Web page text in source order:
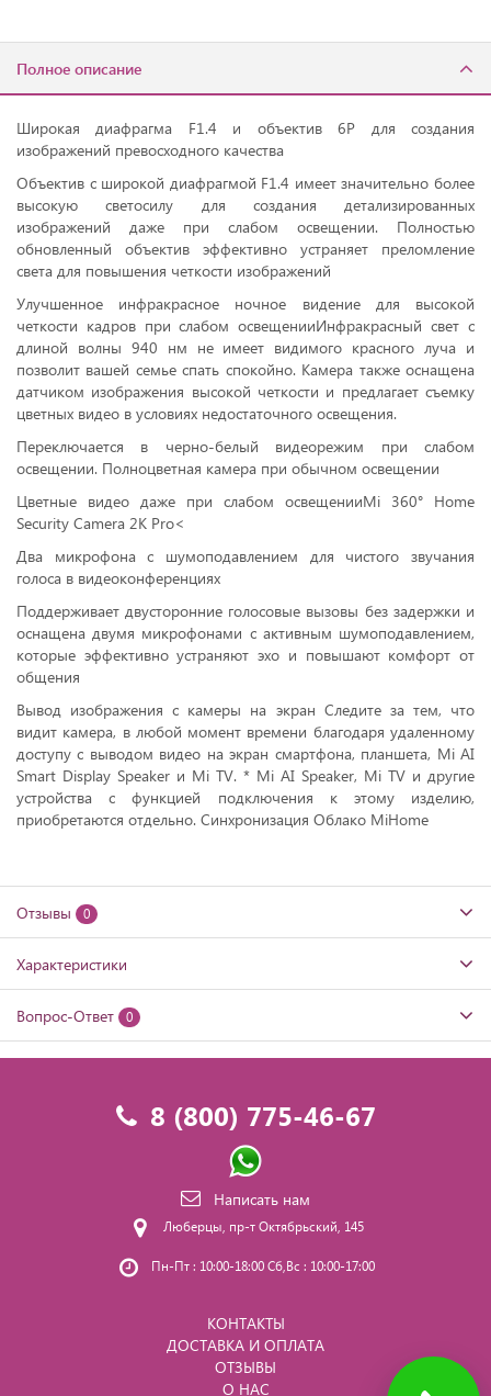
Полное описание
Широкая диафрагма F1.4 и объектив 6P для создания
изображений превосходного качества
Объектив с широкой диафрагмой F1.4 имеет значительно более
высокую светосилу для создания детализированных
изображений даже при слабом освещении. Полностью
обновленный объектив эффективно устраняет преломление
света для повышения четкости изображений
Улучшенное инфракрасное ночное видение для высокой
четкости кадров при слабом освещенииИнфракрасный свет с
длиной волны 940 нм не имеет видимого красного луча и
позволит вашей семье спать спокойно. Камера также оснащена
датчиком изображения высокой четкости и предлагает съемку
цветных видео в условиях недостаточного освещения.
Переключается в черно-белый видеорежим при слабом
освещении. Полноцветная камера при обычном освещении
Цветные видео даже при слабом освещенииMi 360° Home
Security Camera 2K Pro<
Два микрофона с шумоподавлением для чистого звучания
голоса в видеоконференциях
Поддерживает двусторонние голосовые вызовы без задержки и
оснащена двумя микрофонами с активным шумоподавлением,
которые эффективно устраняют эхо и повышают комфорт от
общения
Вывод изображения с камеры на экран Следите за тем, что
видит камера, в любой момент времени благодаря удаленному
доступу с выводом видео на экран смартфона, планшета, Mi AI
Smart Display Speaker и Mi TV. * Mi AI Speaker, Mi TV и другие
устройства с функцией подключения к этому изделию,
приобретаются отдельно. Синхронизация Облако MiHome
Отзывы 0
Характеристики
Вопрос-Ответ 0
8 (800) 775-46-67
Написать нам
Люберцы, пр-т Октябрьский, 145
Пн-Пт : 10:00-18:00 Сб,Вс : 10:00-17:00
КОНТАКТЫ
ДОСТАВКА И ОПЛАТА
ОТЗЫВЫ
О НАС